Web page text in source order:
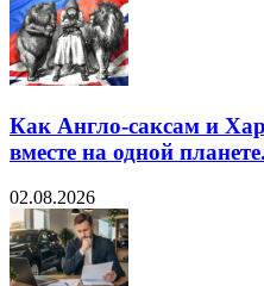
Как Англо-саксам и
вместе на одной
02.08.2026